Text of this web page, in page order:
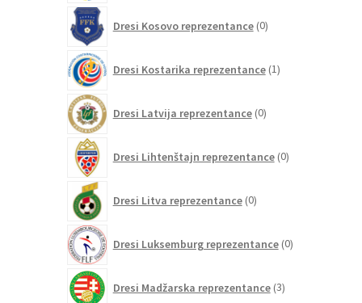
Dresi Kosovo reprezentance 0izdelkov
Dresi Kostarika reprezentance 1izdelek
Dresi Latvija reprezentance 0izdelkov
Dresi Lihtenštajn reprezentance 0izdelkov
Dresi Litva reprezentance 0izdelkov
Dresi Luksemburg reprezentance 0izdelkov
Dresi Madžarska reprezentance 3izdelki